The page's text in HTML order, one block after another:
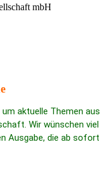
mbH
aktu­elle Themen aus
Wir wünschen viel
Ausgabe, die ab sofort